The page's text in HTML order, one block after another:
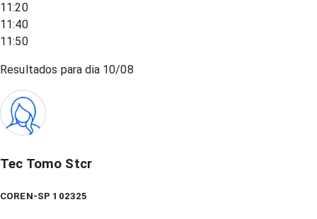
11:20
11:40
11:50
Resultados para dia 10/08
Tec Tomo Stcr
COREN-SP 102325